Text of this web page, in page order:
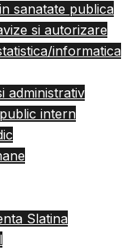
sanatate publica
si autorizare
informatica
administrativ
intern
Slatina